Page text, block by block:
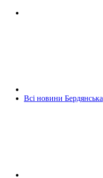
Всі новини Бердянська